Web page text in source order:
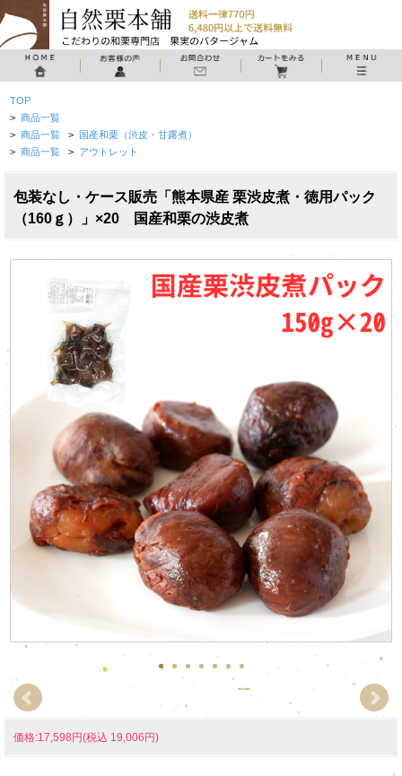
TOP
> 商品一覧
> 商品一覧 > 国産和栗（渋皮・甘露煮）
> 商品一覧 > アウトレット
包装なし・ケース販売「熊本県産 栗渋皮煮・徳用パック
（160ｇ）」×20 国産和栗の渋皮煮
価格:17,598円(税込 19,006円)